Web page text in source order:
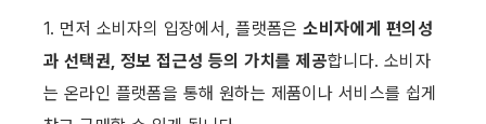
1. 먼저 소비자의 입장에서, 플랫폼은 소비자에게 편의성
과 선택권, 정보 접근성 등의 가치를 제공합니다. 소비자
는 온라인 플랫폼을 통해 원하는 제품이나 서비스를 쉽게